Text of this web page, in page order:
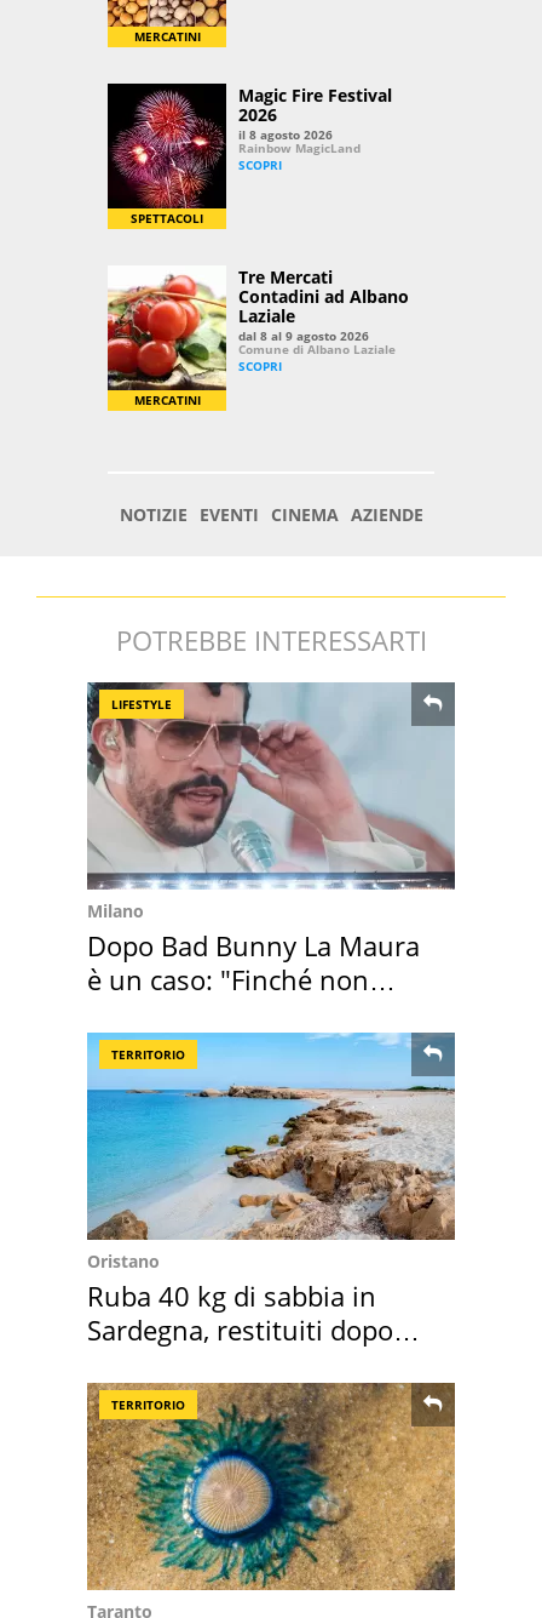
POTREBBE INTERESSARTI
LIFESTYLE
Milano
Dopo Bad Bunny La Maura
è un caso: "Finché non
TERRITORIO
Oristano
Ruba 40 kg di sabbia in
Sardegna, restituiti dopo
TERRITORIO
Taranto